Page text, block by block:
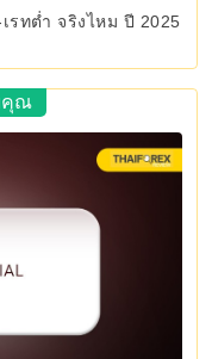
รทต่ำ จริงไหม ปี 2025
คุณ